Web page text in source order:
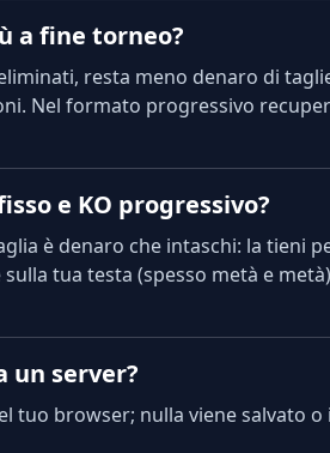
a fine torneo?
resta meno denaro di
Nel formato progressivo
e KO progressivo?
è denaro che intaschi: la tieni
tua testa (spesso metà e
un server?
tuo browser; nulla viene salvato